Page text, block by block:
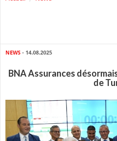
NEWS - 14.08.2025
BNA Assurances
de